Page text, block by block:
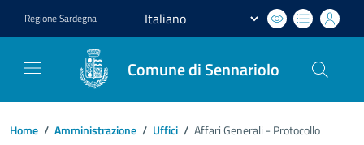
RegioneSardegna
Comune di Sennariolo
Home / Amministrazione / Uffici / Affari Generali - Protocollo